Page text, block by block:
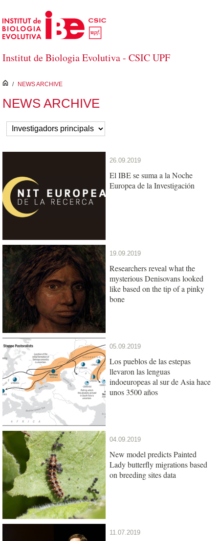
Skip to Main Content
Institut de Biologia Evolutiva - CSIC UPF
inici
/ NEWS ARCHIVE
NEWS ARCHIVE
26.09.2019
El IBE se suma a la Noche
Europea de la Investigación
19.09.2019
Researchers reveal what the
mysterious Denisovans looked
like based on the tip of a pinky
bone
05.09.2019
Los pueblos de las estepas
llevaron las lenguas
indoeuropeas al sur de Asia hace
unos 3500 años
04.09.2019
New model predicts Painted
Lady butterfly migrations based
on breeding sites data
11.07.2019